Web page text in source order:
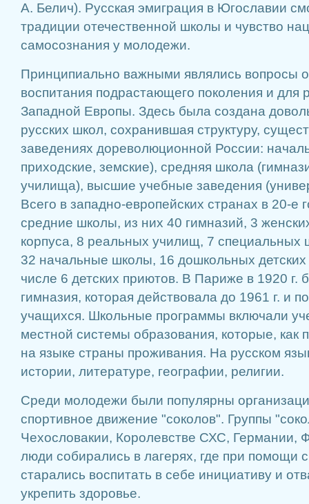
А. Белич). Русская эмиграция в Югославии
традиции отечественной школы и чувство
самосознания у молодежи.
Принципиально важными являлись вопросы
воспитания подрастающего поколения и для
Западной Европы. Здесь была создана
русских школ, сохранившая структуру,
заведениях дореволюционной России:
приходские, земские), средняя школа
училища), высшие учебные заведения
Всего в западно-европейских странах в 20-е
средние школы, из них 40 гимназий, 3
корпуса, 8 реальных училищ, 7 специальных
32 начальные школы, 16 дошкольных
числе 6 детских приютов. В Париже в 1920 г.
гимназия, которая действовала до 1961 г. и
учащихся. Школьные программы включали
местной системы образования, которые, как
на языке страны проживания. На русском
истории, литературе, географии, религии.
Среди молодежи были популярны
спортивное движение "соколов". Группы
Чехословакии, Королевстве СХС, Германии,
люди собирались в лагерях, где при помощи
старались воспитать в себе инициативу и
укрепить здоровье.